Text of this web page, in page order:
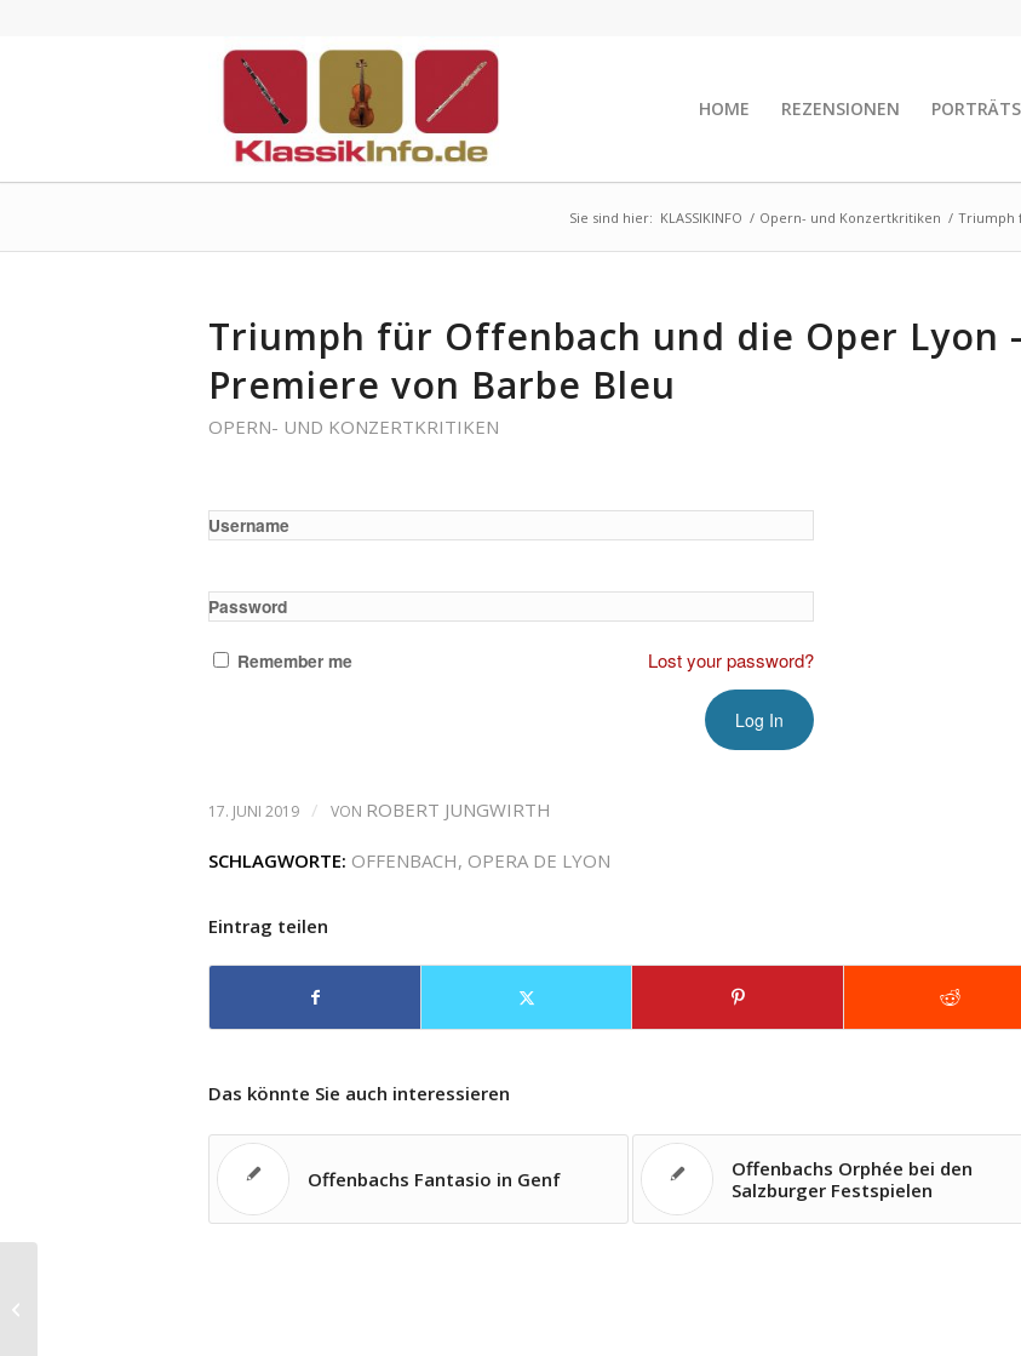
HOME REZENSIONEN
Sie sind hier: KLASSIKINFO / Opern- und Konzertkritiken / Triumph
Triumph für Offenbach und die Oper Lyon
Premiere von Barbe Bleu
OPERN- UND KONZERTKRITIKEN
Username
Password
Remember me Lost your password?
17. JUNI 2019 / VON ROBERT JUNGWIRTH
SCHLAGWORTE: OFFENBACH, OPERA DE LYON
Eintrag teilen
Das könnte Sie auch interessieren
Offenbachs Fantasio in Genf
Offenbachs Orphée bei den
Salzburger Festspielen